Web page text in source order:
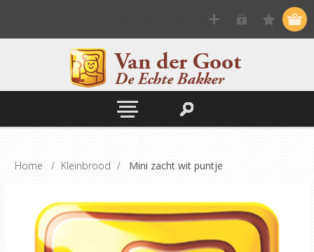
Home / Kleinbrood / Mini zacht wit puntje